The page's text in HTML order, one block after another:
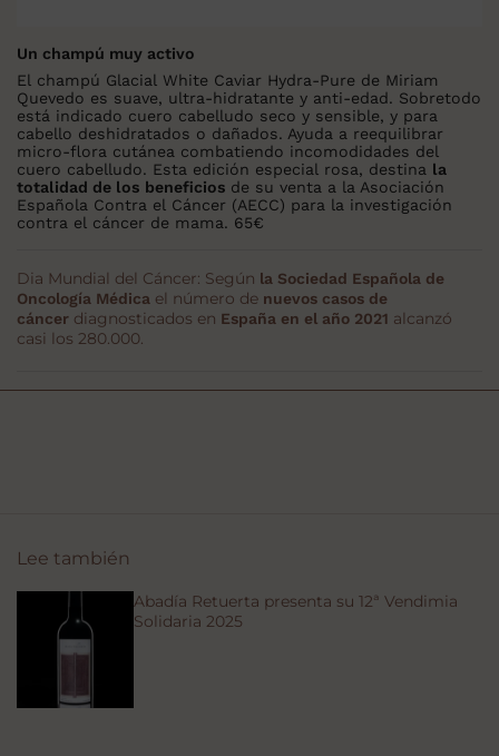
Un champú muy activo
El champú Glacial White Caviar Hydra-Pure de Miriam
Quevedo es suave, ultra-hidratante y anti-edad. Sobretodo
está indicado cuero cabelludo seco y sensible, y para
cabello deshidratados o dañados. Ayuda a reequilibrar
micro-flora cutánea combatiendo incomodidades del
cuero cabelludo. Esta edición especial rosa, destina la
totalidad de los beneficios de su venta a la Asociación
Española Contra el Cáncer (AECC) para la investigación
contra el cáncer de mama. 65€
Dia Mundial del Cáncer: Según la Sociedad Española de
Oncología Médica el número de nuevos casos de
cáncer diagnosticados en España en el año 2021 alcanzó
casi los 280.000.
Lee también
Abadía Retuerta presenta su 12ª Vendimia
Solidaria 2025